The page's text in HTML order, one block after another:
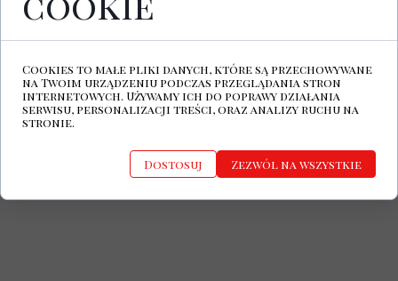
It Burnsto najnowszy album projektu
Calaustraphobia, za którym stoi brytyjski
muzyk i producent muzyczny Klaus
CLAUSTRAPHOBIA Facebook
CLAUSTRAPHOBIA SPOTIFY
Cookies to małe pliki danych, które są przechowywane
na Twoim urządzeniu podczas przeglądania stron
internetowych. Używamy ich do poprawy działania
serwisu, personalizacji treści, oraz analizy ruchu na
stronie.
Dostosuj Zezwól na wszystkie